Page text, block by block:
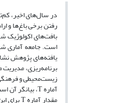
رفتن برخی باغ‌ها و
یافته‌های پژوهش
برنامه‌ریزی،